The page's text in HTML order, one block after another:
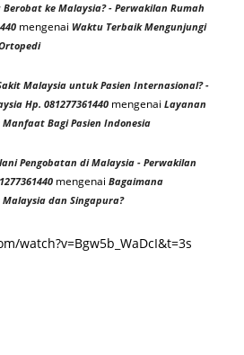
ke Malaysia? - Perwakilan Rumah
mengenai Waktu Terbaik Mengunjungi
Malaysia untuk Pasien Internasional? -
Hp. 081277361440 mengenai Layanan
Bagi Pasien Indonesia
Pengobatan di Malaysia - Perwakilan
mengenai Bagaimana
dan Singapura?
watch?v=Bgw5b_WaDcI&t=3s